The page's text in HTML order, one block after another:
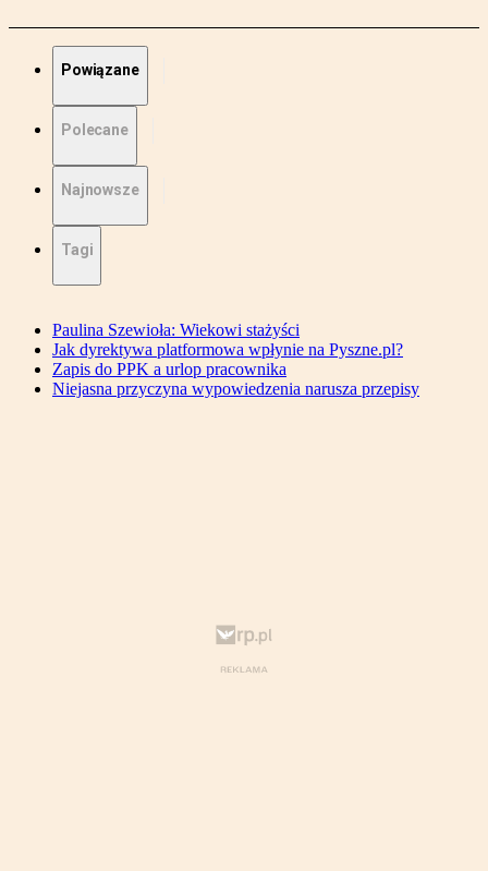
Powiązane
Polecane
Najnowsze
Tagi
Paulina Szewioła: Wiekowi stażyści
Jak dyrektywa platformowa wpłynie na Pyszne.pl?
Zapis do PPK a urlop pracownika
Niejasna przyczyna wypowiedzenia narusza przepisy